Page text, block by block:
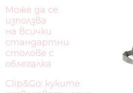
Може да се
използва
на всички
стандартни
столове с
облегалка
Clip&Go: куките